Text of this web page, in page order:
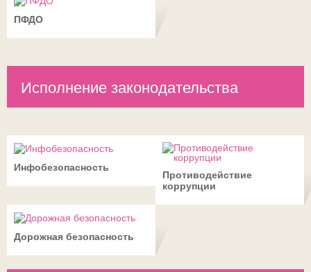
ПФДО
Исполнение законодательства
Инфобезопасность
Противодействие
коррупции
Дорожная безопасность